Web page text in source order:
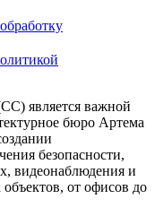
обработку
является важной
бюро Артема
безопасности,
видеонаблюдения и
от офисов до